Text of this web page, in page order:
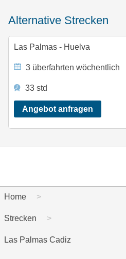
alternative Strecken
Las Palmas - Huelva
3 überfahrten wöchentlich
33 std
Angebot anfragen
Home
Strecken
Las Palmas Cadiz